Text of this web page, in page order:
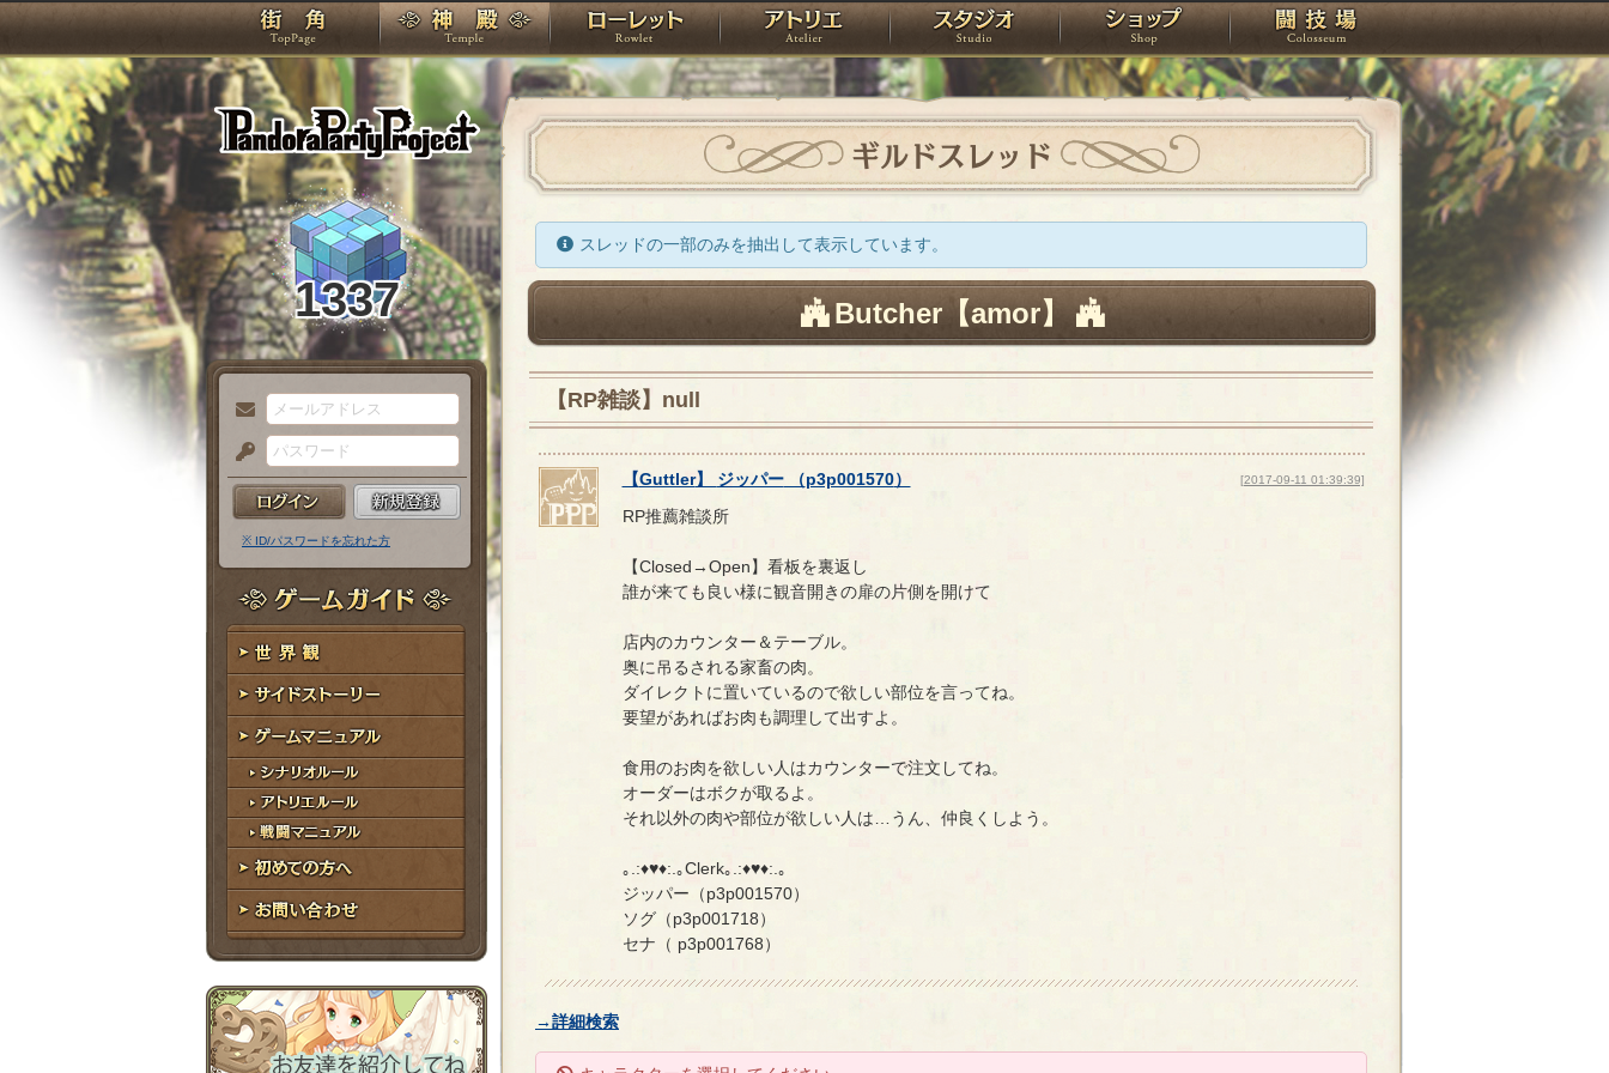
PandoraPartyProject
TOP 神殿 ローレット アトリエ スタジオ ショップ 闘技場
1337
メ
ー
ル
ア
ド
レ
ス
パ
ス
ー
ド
※ ID/パスワードを忘れた方
ゲームガイド
世界観
サイドストーリー
ゲームマニュアル
シナリオルール
アトリエルール
戦闘マニュアル
初めての方へ
お問い合わせ
ギルドスレッド
スレッドの一部のみを抽出して表示しています。
Butcher【amor】
【RP雑談】null
【Guttler】 ジッパー（p3p001570） [2017-09-11 01:39:39]
RP推薦雑談所
【Closed→Open】看板を裏返し
誰が来ても良い様に観音開きの扉の片側を開けて
店内のカウンター＆テーブル。
奥に吊るされる家畜の肉。
ダイレクトに置いているので欲しい部位を言ってね。
要望があればお肉も調理して出すよ。
食用のお肉を欲しい人はカウンターで注文してね。
オーダーはボクが取るよ。
それ以外の肉や部位が欲しい人は…うん、仲良くしよう。
｡.:♦♥♦:.｡Clerk｡.:♦♥♦:.｡
ジッパー（p3p001570）
ソグ（p3p001718）
セナ（ p3p001768）
→詳細検索